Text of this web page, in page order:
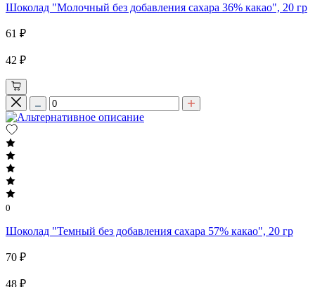
Шоколад "Молочный без добавления сахара 36% какао", 20 гр
61 ₽
42 ₽
0
Шоколад "Темный без добавления сахара 57% какао", 20 гр
70 ₽
48 ₽